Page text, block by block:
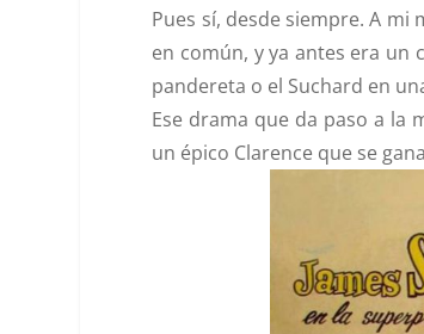
Pues sí, desde siempre. A
en común, y ya antes era un
pandereta o el Suchard en
Ese drama que da paso a la
un épico Clarence que se